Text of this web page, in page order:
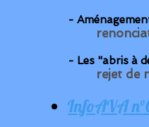
-
- Les "abris à
rejet de
InfoAVA